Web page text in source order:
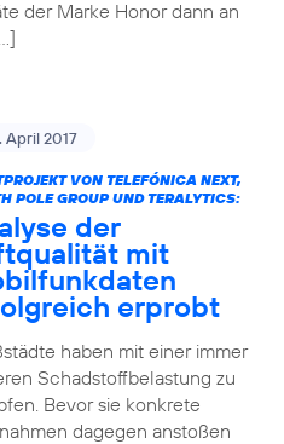
der Marke Honor dann an
April 2017
VON TELEFÓNICA NEXT,
POLE GROUP UND TERALYTICS:
der
mit
erprobt
haben mit einer immer
Schadstoffbelastung zu
Bevor sie konkrete
dagegen anstoßen